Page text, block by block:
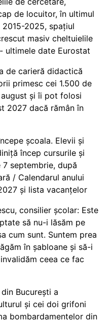
de locuitor, în ultimul
2015-2025, spațiul
masiv cheltuielile
ultimele date Eurostat
de carieră didactică
primesc cei 1.500 de
august și îi pot folosi
2027 dacă rămân în
școala. Elevii și
încep cursurile și
septembrie, după
/ Calendarul anului
și lista vacanțelor
consilier școlar: Este
să nu-i lăsăm pe
cum sunt. Suntem prea
în șabloane și să-i
ceea ce fac
București a
și cei doi grifoni
bombardamentelor din